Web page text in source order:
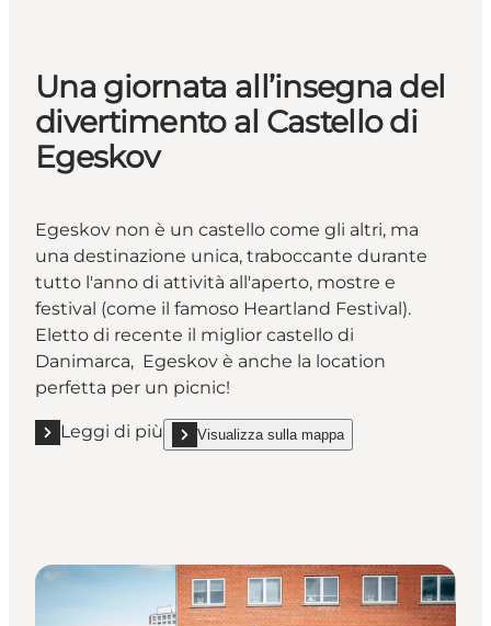
Una giornata all’insegna del
divertimento al Castello di
Egeskov
Egeskov non è un castello come gli altri, ma
una destinazione unica, traboccante durante
tutto l'anno di attività all'aperto, mostre e
festival (come il famoso Heartland Festival ).
Eletto di recente il miglior castello di
Danimarca, Egeskov è anche la location
perfetta per un picnic!
Leggi di più
Leggi di più "Una giornata all’insegna del
Visualizza sulla mappa